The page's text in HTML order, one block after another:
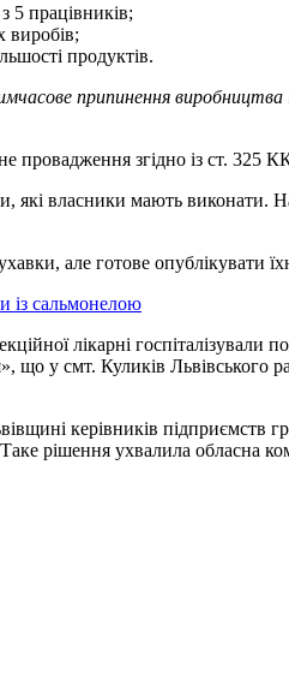
5 працівників;
виробів;
продуктів.
припинення
провадження згідно із ст. 325
які власники мають
але готове опублікувати
із сальмонелою
лікарні
у смт. Куликів Львівського
керівників підприємств
рішення ухвалила обласна